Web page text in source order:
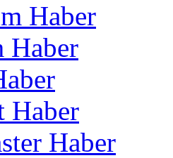
Haber
Haber
Haber
Haber